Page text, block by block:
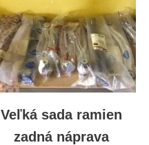
Veľká sada ramien
zadná náprava